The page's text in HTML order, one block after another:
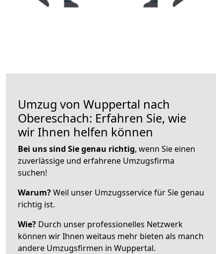
Umzug von Wuppertal nach
Obereschach: Erfahren Sie, wie
wir Ihnen helfen können
Bei uns sind Sie genau richtig, wenn Sie einen
zuverlässige und erfahrene Umzugsfirma
suchen!
Warum?Weil unser Umzugsservice für Sie genau
richtig ist.
Wie? Durch unser professionelles Netzwerk
können wir Ihnen weitaus mehr bieten als manch
andere Umzugsfirmen in Wuppertal.